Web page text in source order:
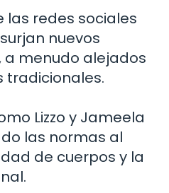
las redes sociales
nuevos
a menudo alejados
tradicionales.
Lizzo y Jameela
las normas al
de cuerpos y la